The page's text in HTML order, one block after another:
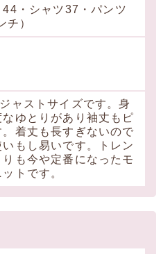
44・シャツ37・パンツ
チ）
ャストサイズです。身
ゆとりがあり袖丈もピ
。着丈も長すぎないので
もし易いです。トレン
りも今や定番になったモ
トです。